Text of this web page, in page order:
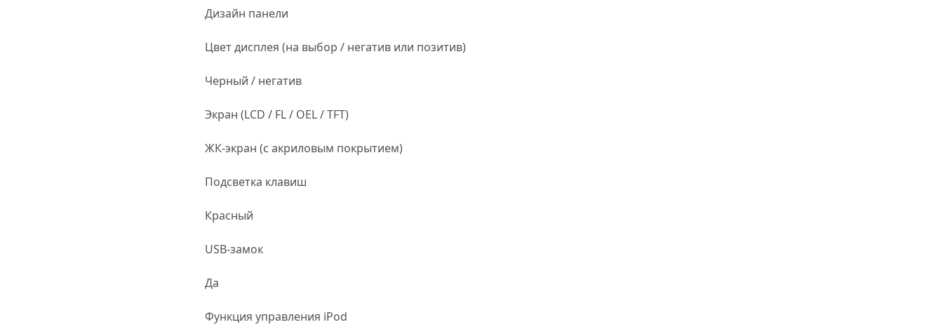
Дизайн панели
Цвет дисплея (на выбор / негатив или позитив)
Черный / негатив
Экран (LCD / FL / OEL / TFT)
ЖК-экран (с акриловым покрытием)
Подсветка клавиш
Красный
USB-замок
Да
Функция управления iPod